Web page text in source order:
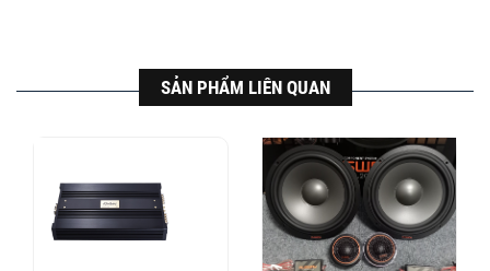
SẢN PHẨM LIÊN QUAN